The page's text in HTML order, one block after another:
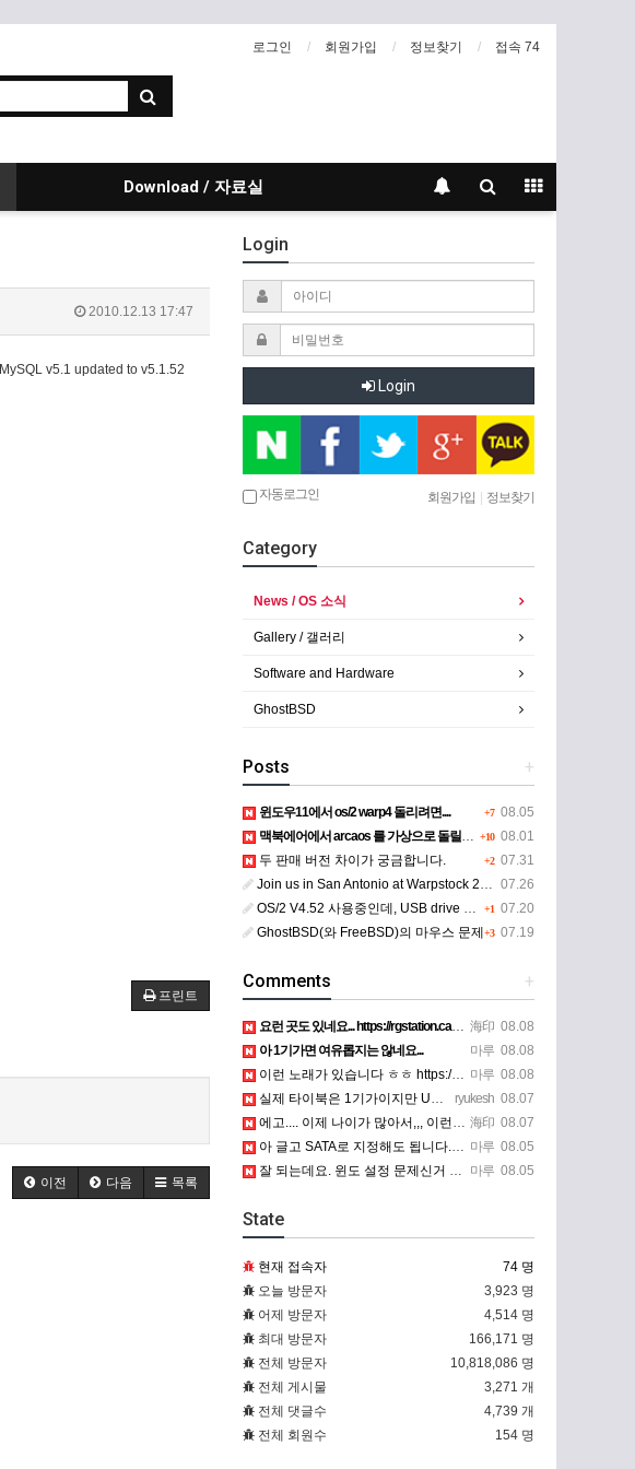
로그인 회원가입 정보찾기 접속 74
Download / 자료실
2010.12.13 17:47
MySQL v5.1 updated to v5.1.52
프린트
이전 다음 목록
Login
Login
자동로그인 회원가입 | 정보찾기
Category
News / OS 소식
Gallery / 갤러리
Software and Hardware
GhostBSD
+
Posts
+7 08.05
윈도우11에서 os/2 warp4 돌리려면....
+10 08.01
맥북에어에서 arcaos 를 가상으로 돌릴려면 어떻게 해야 하는 지요?
+2 07.31
두 판매 버전 차이가 궁금합니다.
07.26
Join us in San Antonio at Warpstock 2026
+1 07.20
OS/2 V4.52 사용중인데, USB drive 사용 가능한지요?
+3 07.19
GhostBSD(와 FreeBSD)의 마우스 문제
+
Comments
海印 08.08
요런 곳도 있네요... https://rgstation.cafe24.com/course_tip/306500
마루 08.08
아 1기가면 여유롭지는 않네요...
마루 08.08
이런 노래가 있습니다 ㅎㅎ https://www.7-star.net/bbs/board.php?bo_table…
ryukesh 08.07
실제 타이북은 1기가이지만 UTM 설정에선 768mb 입니다. 1기가나 그 보다 넘게 설정하면 UTM 에뮬레…
海印 08.07
에고.... 이제 나이가 많아서,,, 이런 가상pc에 설치해보는 것도 귀찮군요.. ㅎㅎ 날씨도 덥고.....…
마루 08.05
아 글고 SATA로 지정해도 됩니다. 저 글 진짜 이상하네요. 옛날꺼 퍼와서 그런거 같은데요.
마루 08.05
잘 되는데요. 윈도 설정 문제신거 같은데. 크롬 브라우저나 파폭으로 해 보세요
State
현재 접속자
74 명
오늘 방문자
3,923 명
어제 방문자
4,514 명
최대 방문자
166,171 명
전체 방문자
10,818,086 명
전체 게시물
3,271 개
전체 댓글수
4,739 개
전체 회원수
154 명